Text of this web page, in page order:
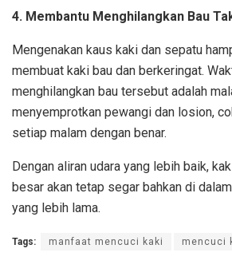
4. Membantu Menghilangkan Bau
Mengenakan kaus kaki dan sepatu
membuat kaki bau dan berkeringat.
menghilangkan bau tersebut adalah
menyemprotkan pewangi dan losion,
setiap malam dengan benar.
Dengan aliran udara yang lebih baik,
besar akan tetap segar bahkan di
yang lebih lama.
Tags: manfaat mencuci kaki mencuci